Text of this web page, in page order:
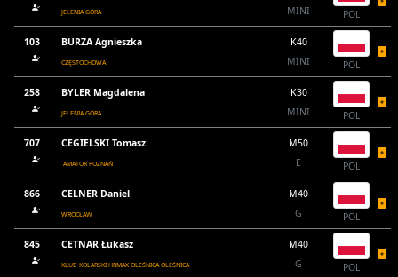
JELENIA GÓRA
MINI
POL
103 BURZA Agnieszka
CZĘSTOCHOWA
K40
MINI
POL
258 BYLER Magdalena
JELENIA GÓRA
K30
MINI
POL
707 CEGIELSKI Tomasz
AMATOR POZNAŃ
M50
E
POL
866 CELNER Daniel
WROCŁAW
M40
G
POL
845 CETNAR Łukasz
KLUB KOLARSKI HRMAX OLEŚNICA OLEŚNICA
M40
G
POL